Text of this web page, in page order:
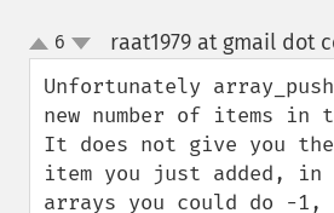
up
down
6 raat1979 at gmail dot
Unfortunately
new number of items in
It does not give you
item you just added, in
arrays you could do -1,